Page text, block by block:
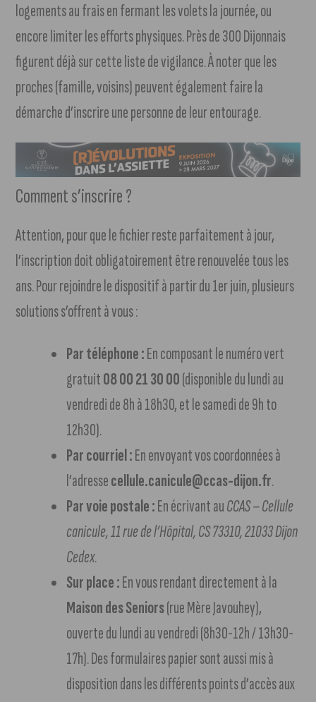
logements au frais en fermant les volets la journée, ou
encore limiter les efforts physiques. Près de 300 Dijonnais
figurent déjà sur cette liste de vigilance. À noter que les
proches (famille, voisins) peuvent également faire la
démarche d’inscrire une personne de leur entourage.
Comment s’inscrire ?
Attention, pour que le fichier reste parfaitement à jour,
l’inscription doit obligatoirement être renouvelée tous les
ans. Pour rejoindre le dispositif à partir du 1er juin, plusieurs
solutions s’offrent à vous :
Par téléphone :En composant le numéro vert
gratuit08 00 21 30 00(disponible du lundi au
vendredi de 8h à 18h30, et le samedi de 9h to
12h30).
Par courriel :En envoyant vos coordonnées à
l’adressecellule.canicule@ccas-dijon.fr.
Par voie postale :En écrivant auCCAS – Cellule
canicule, 11 rue de l’Hôpital, CS 73310, 21033 Dijon
Cedex.
Sur place :En vous rendant directement à la
Maison des Seniors(rue Mère Javouhey),
ouverte du lundi au vendredi (8h30-12h / 13h30-
17h). Des formulaires papier sont aussi mis à
disposition dans les différents points d’accès aux